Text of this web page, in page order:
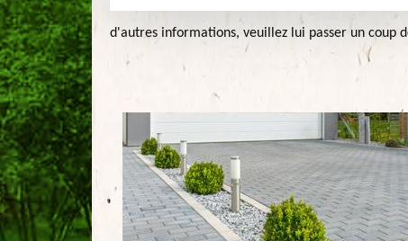
d'autres informations, veuillez lui passer un coup